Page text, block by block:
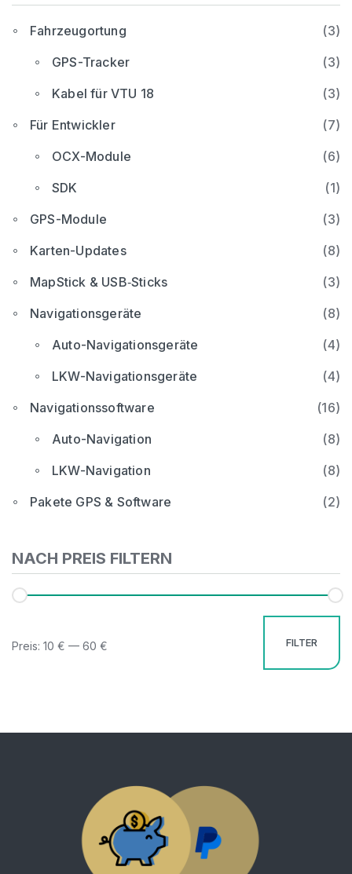
Fahrzeugortung
(3)
GPS-Tracker
(3)
Kabel für VTU 18
(3)
Für Entwickler
(7)
OCX-Module
(6)
SDK
(1)
GPS-Module
(3)
Karten-Updates
(8)
MapStick & USB‑Sticks
(3)
Navigationsgeräte
(8)
Auto-Navigationsgeräte
(4)
LKW-Navigationsgeräte
(4)
Navigationssoftware
(16)
Auto-Navigation
(8)
LKW-Navigation
(8)
Pakete GPS & Software
(2)
NACH PREIS FILTERN
FILTER
Preis: 10 € — 60 €